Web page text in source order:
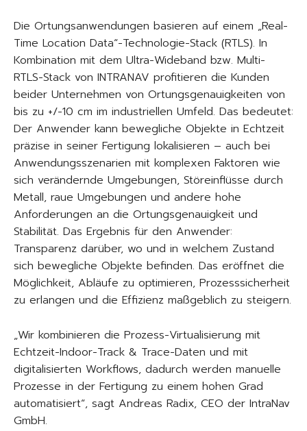
Die Ortungsanwendungen basieren auf einem „Real-
Time Location Data“-Technologie-Stack (RTLS). In
Kombination mit dem Ultra-Wideband bzw. Multi-
RTLS-Stack von INTRANAV profitieren die Kunden
beider Unternehmen von Ortungsgenauigkeiten von
bis zu +/-10 cm im industriellen Umfeld. Das bedeutet:
Der Anwender kann bewegliche Objekte in Echtzeit
präzise in seiner Fertigung lokalisieren – auch bei
Anwendungsszenarien mit komplexen Faktoren wie
sich verändernde Umgebungen, Störeinflüsse durch
Metall, raue Umgebungen und andere hohe
Anforderungen an die Ortungsgenauigkeit und
Stabilität. Das Ergebnis für den Anwender:
Transparenz darüber, wo und in welchem Zustand
sich bewegliche Objekte befinden. Das eröffnet die
Möglichkeit, Abläufe zu optimieren, Prozesssicherheit
zu erlangen und die Effizienz maßgeblich zu steigern.
„Wir kombinieren die Prozess-Virtualisierung mit
Echtzeit-Indoor-Track & Trace-Daten und mit
digitalisierten Workflows, dadurch werden manuelle
Prozesse in der Fertigung zu einem hohen Grad
automatisiert“, sagt Andreas Radix, CEO der IntraNav
GmbH.